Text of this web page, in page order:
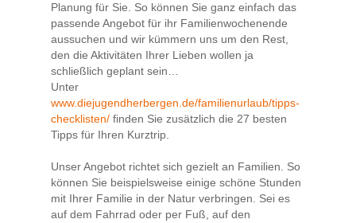
Planung für Sie. So können Sie ganz einfach das
passende Angebot für ihr Familienwochenende
aussuchen und wir kümmern uns um den Rest,
den die Aktivitäten Ihrer Lieben wollen ja
schließlich geplant sein…
Unter
www.diejugendherbergen.de/familienurlaub/tipps-
checklisten/ finden Sie zusätzlich die 27 besten
Tipps für Ihren Kurztrip.
Unser Angebot richtet sich gezielt an Familien. So
können Sie beispielsweise einige schöne Stunden
mit Ihrer Familie in der Natur verbringen. Sei es
auf dem Fahrrad oder per Fuß, auf den